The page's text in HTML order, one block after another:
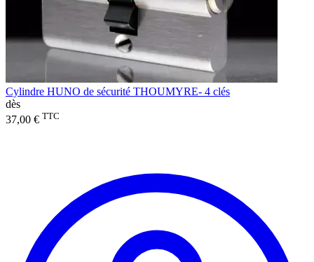
Cylindre HUNO de sécurité THOUMYRE- 4 clés
dès
37,00 € TTC